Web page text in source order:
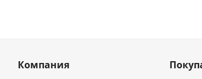
Компания